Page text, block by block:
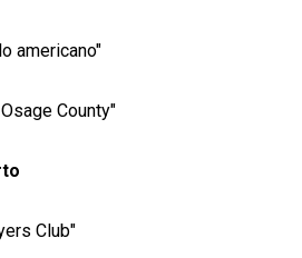
americano"
County"
Club"